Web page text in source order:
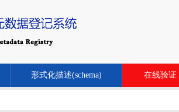
形式化描述(schema) 在线验证